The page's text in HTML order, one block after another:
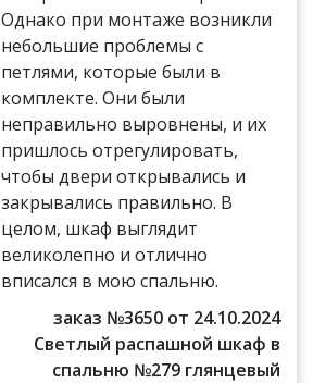
Однако при монтаже возникли
небольшие проблемы с
петлями, которые были в
комплекте. Они были
неправильно выровнены, и их
пришлось отрегулировать,
чтобы двери открывались и
закрывались правильно. В
целом, шкаф выглядит
великолепно и отлично
вписался в мою спальню.
заказ №3650 от 24.10.2024
Светлый распашной шкаф в
спальню №279 глянцевый